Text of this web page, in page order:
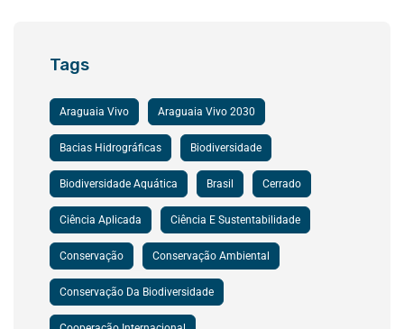
Tags
Araguaia Vivo Araguaia Vivo 2030
Bacias Hidrográficas Biodiversidade
Biodiversidade Aquática Brasil Cerrado
Ciência Aplicada Ciência E Sustentabilidade
Conservação Conservação Ambiental
Conservação Da Biodiversidade